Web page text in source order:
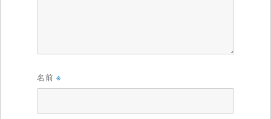
名前 ※